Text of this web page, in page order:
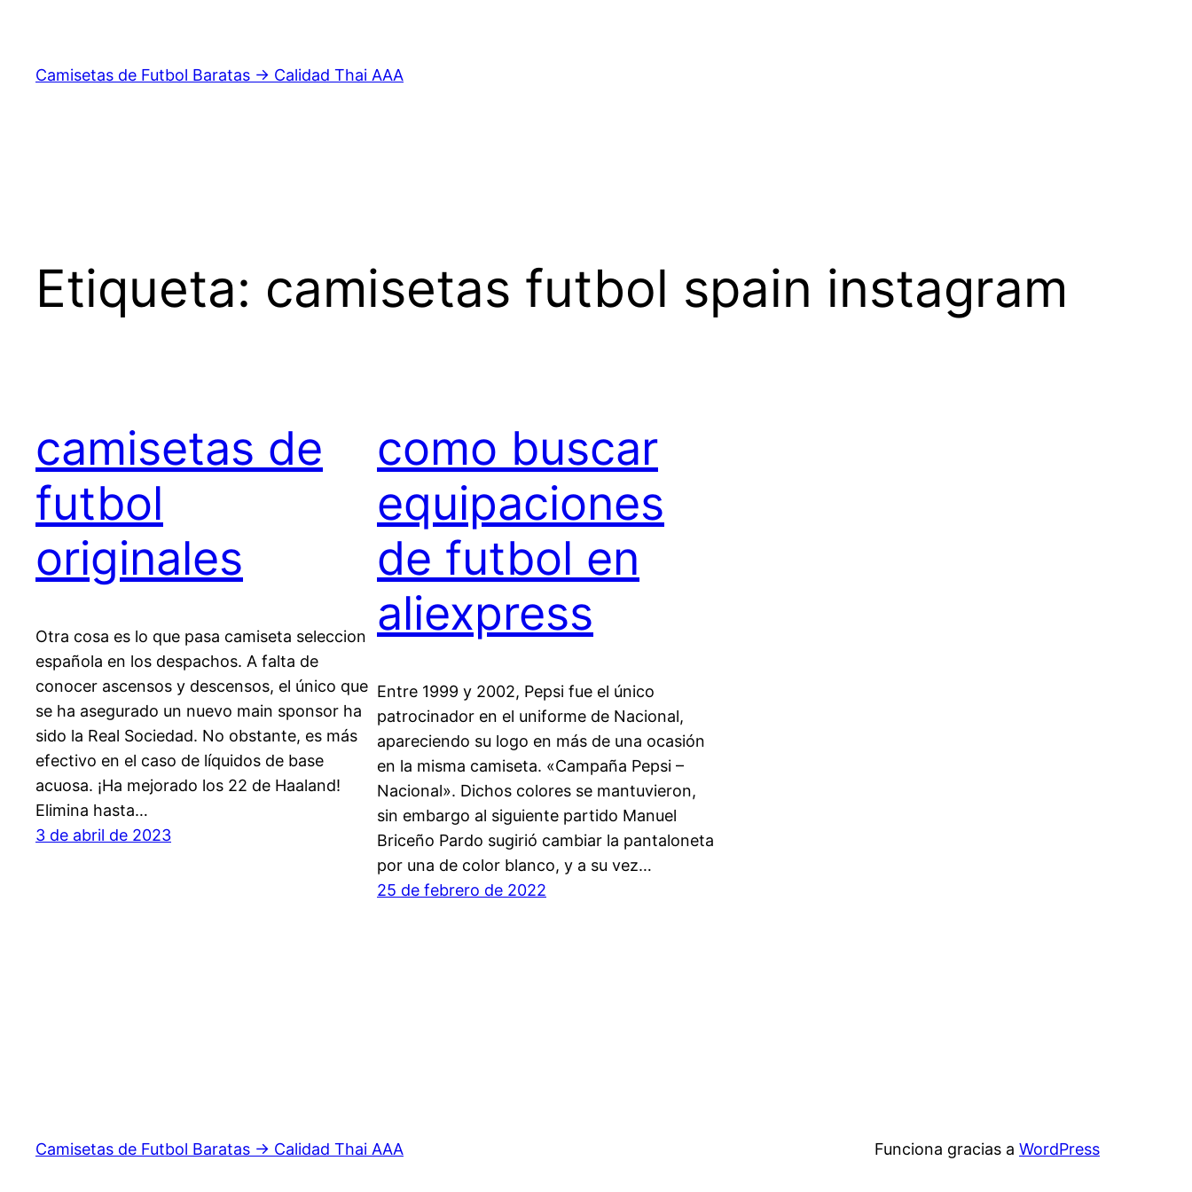
contenido
Camisetas de Futbol Baratas → Calidad Thai AAA
Etiqueta: camisetas futbol spain instagram
camisetas de
futbol
originales
Otra cosa es lo que pasa camiseta seleccion
española en los despachos. A falta de
conocer ascensos y descensos, el único que
se ha asegurado un nuevo main sponsor ha
sido la Real Sociedad. No obstante, es más
efectivo en el caso de líquidos de base
acuosa. ¡Ha mejorado los 22 de Haaland!
Elimina hasta…
3 de abril de 2023
como buscar
equipaciones
de futbol en
aliexpress
Entre 1999 y 2002, Pepsi fue el único
patrocinador en el uniforme de Nacional,
apareciendo su logo en más de una ocasión
en la misma camiseta. «Campaña Pepsi –
Nacional». Dichos colores se mantuvieron,
sin embargo al siguiente partido Manuel
Briceño Pardo sugirió cambiar la pantaloneta
por una de color blanco, y a su vez…
25 de febrero de 2022
Camisetas de Futbol Baratas → Calidad Thai AAA Funciona gracias a WordPress